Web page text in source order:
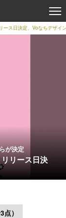
ス日決定、Voなちデザイ
が決定
リース日決
）